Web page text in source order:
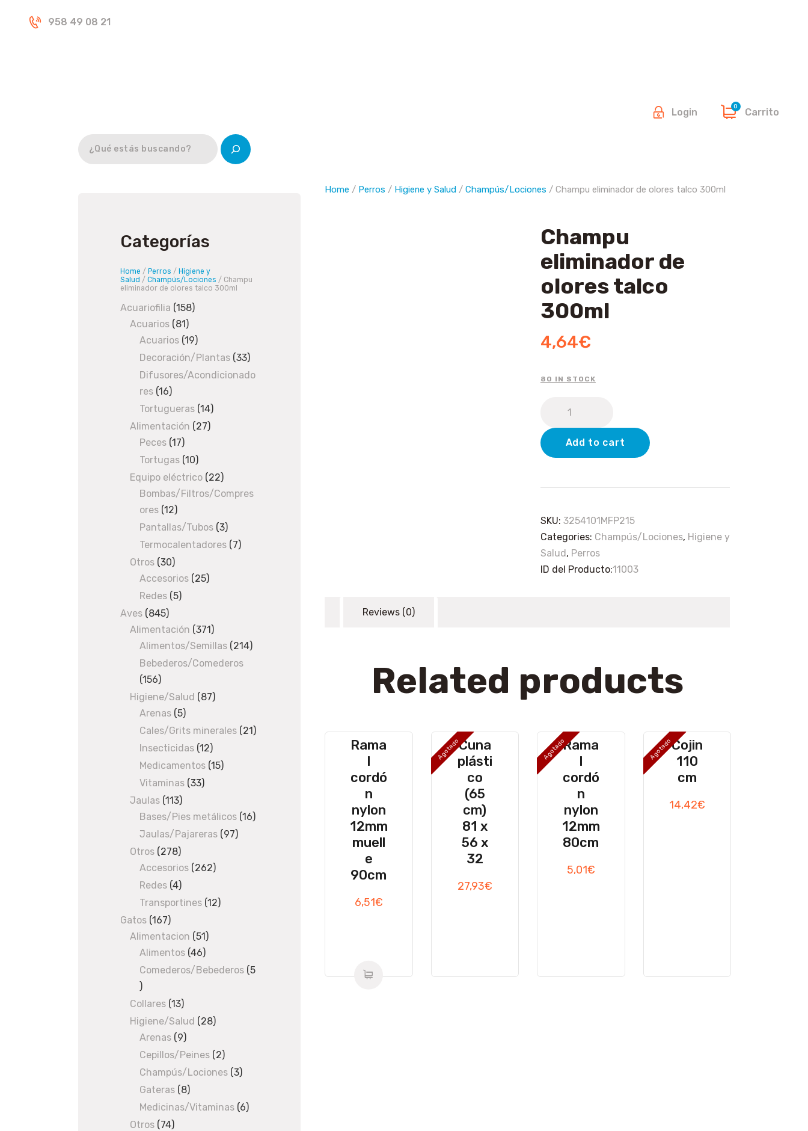
958 49 08 21
Login Carrito
0
Tienda
Home / Perros / Higiene y Salud / Champús/Lociones / Champu eliminador de olores talco 300ml
Champu
eliminador de
olores talco
300ml
4,64€
80 IN STOCK
de
olores
300ml
Add to cart
SKU: 3254101MFP215
Categories: Champús/Lociones, Higiene y
Salud , Perros
ID del Producto:11003
Reviews (0)
Related products
Rama
l
cordó
n
nylon
12mm
muell
e
90cm
6,51€
AgotadoCuna
plásti
co
(65
cm)
81 x
56 x
32
27,93€
AgotadoRama
l
cordó
n
nylon
12mm
80cm
5,01€
AgotadoCojin
110
cm
14,42€
Categorías
Home /Perros /Higiene y
Salud /Champús/Lociones / Champu
eliminador de olores talco 300ml
Acuariofilia 158158
Acuarios 8181
products
Acuarios 1919
products
Decoración/Plantas 3333
products
Difusores/Acondicionado
res 1616
products
Tortugueras 1414
Alimentación 2727
Peces 1717
products
Tortugas 1010
products
Equipo eléctrico 2222
products
Bombas/Filtros/Compres
ores 1212
products
Pantallas/Tubos 33
products
Termocalentadores 77
Otros 3030
products
Accesorios 2525
Redes 55
Aves 845845
products
Alimentación 371371
products
Alimentos/Semillas 214214
Bebederos/Comederos
156156
products
Higiene/Salud 8787
Arenas 55
products
Cales/Grits minerales 2121
Insecticidas 1212
products
Medicamentos 1515
Vitaminas 3333
Jaulas 113113
products
Bases/Pies metálicos 1616
Jaulas/Pajareras 9797
Otros 278278
products
Accesorios 262262
Redes 44
products
Transportines 1212
Gatos 167167
products
Alimentacion 5151
Alimentos 4646
products
Comederos/Bebederos 5
5
products
Collares 1313
products
Higiene/Salud 2828
Arenas 99
products
Cepillos/Peines 22
products
Champús/Lociones 33
Gateras 88
products
Medicinas/Vitaminas 66
Otros 7474